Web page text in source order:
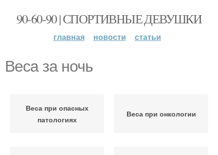
90-60-90 | СПОРТИВНЫЕ ДЕВУШКИ
главная новости статьи
Веса за ночь
Веса при опасных
патологиях
Веса при онкологии